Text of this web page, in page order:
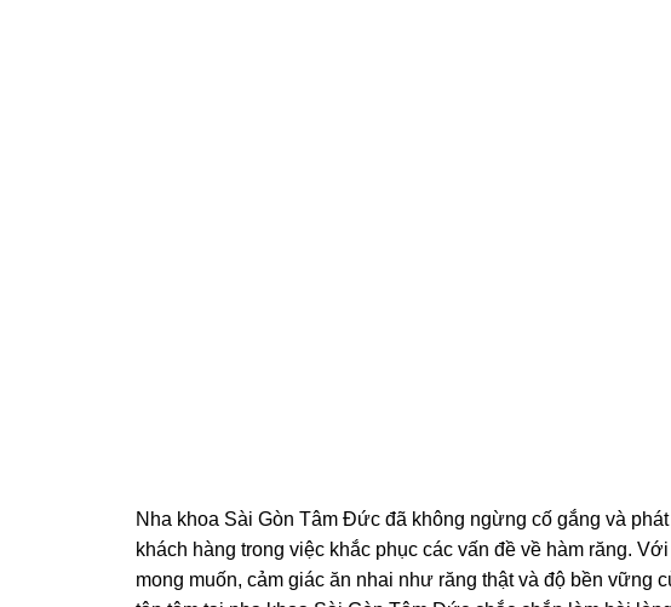
Nha khoa Sài Gòn Tâm Đức đã không ngừng cố gắng và
khách hàng trong việc khắc phục các vấn đề về hàm răng.
mong muốn, cảm giác ăn nhai như răng thật và độ bền vững